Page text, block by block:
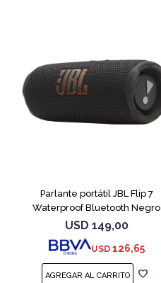
Parlante portátil JBL Flip 7
Waterproof Bluetooth Negro
USD 149,00
USD 126,65